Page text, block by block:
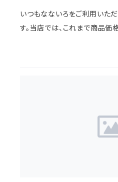
いつもなないろをご利用いた
す。当店では、これまで商品価